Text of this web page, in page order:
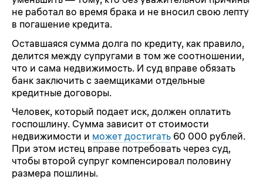
не работал во время брака и не вносил свою лепту
в погашение кредита.
Оставшаяся сумма долга по кредиту, как правило,
делится между супругами в том же соотношении,
что и сама недвижимость. И суд вправе обязать
банк заключить с заемщиками отдельные
кредитные договоры.
Человек, который подает иск, должен оплатить
госпошлину. Сумма зависит от стоимости
недвижимости и может достигать 60 000 рублей.
При этом истец вправе потребовать через суд,
чтобы второй супруг компенсировал половину
размера пошлины.